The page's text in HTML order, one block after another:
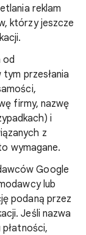
reklam
którzy jeszcze
od
tym przesłania
firmy, nazwę
i
z
wymagane.
Google
lub
podaną przez
Jeśli nazwa